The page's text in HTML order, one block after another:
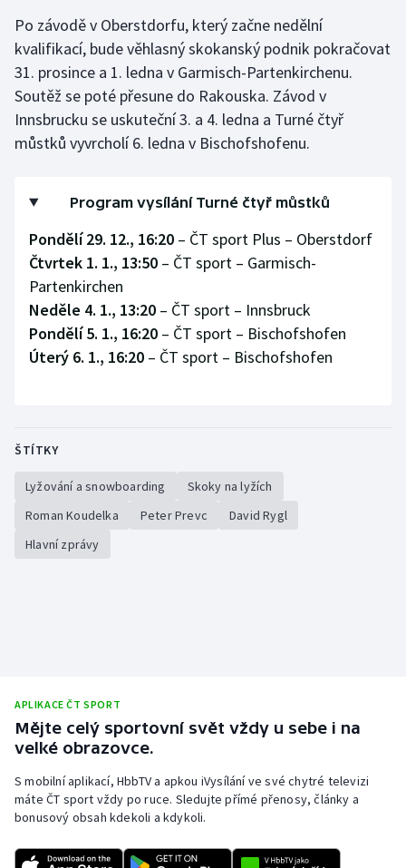
Po závodě v Oberstdorfu, který začne nedělní
kvalifikací, bude věhlasný skokanský podnik pokračovat
31. prosince a 1. ledna v Garmisch-Partenkirchenu.
Soutěž se poté přesune do Rakouska. Závod v
Innsbrucku se uskuteční 3. a 4. ledna a Turné čtyř
můstků vyvrcholí 6. ledna v Bischofshofenu.
Program vysílání Turné čtyř můstků
Pondělí 29. 12., 16:20 – ČT sport Plus – Oberstdorf
Čtvrtek 1. 1., 13:50 – ČT sport – Garmisch-
Partenkirchen
Neděle 4. 1., 13:20 – ČT sport – Innsbruck
Pondělí 5. 1., 16:20 – ČT sport – Bischofshofen
Úterý 6. 1., 16:20 – ČT sport – Bischofshofen
ŠTÍTKY
Lyžování a snowboarding
Skoky na lyžích
Roman Koudelka
Peter Prevc
David Rygl
Hlavní zprávy
APLIKACE ČT SPORT
Mějte celý sportovní svět vždy u sebe i na
velké obrazovce.
S mobilní aplikací, HbbTV a apkou iVysílání ve své chytré televizi
máte ČT sport vždy po ruce. Sledujte přímé přenosy, články a
bonusový obsah kdekoli a kdykoli.